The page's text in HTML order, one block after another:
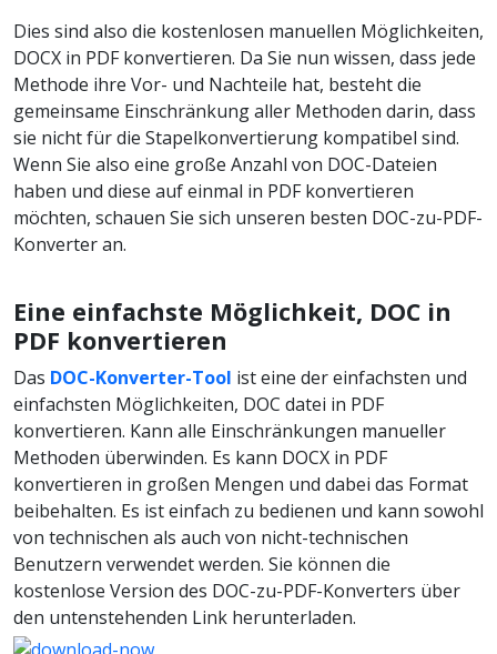
Dies sind also die kostenlosen manuellen Möglichkeiten,
DOCX in PDF konvertieren. Da Sie nun wissen, dass jede
Methode ihre Vor- und Nachteile hat, besteht die
gemeinsame Einschränkung aller Methoden darin, dass
sie nicht für die Stapelkonvertierung kompatibel sind.
Wenn Sie also eine große Anzahl von DOC-Dateien
haben und diese auf einmal in PDF konvertieren
möchten, schauen Sie sich unseren besten DOC-zu-PDF-
Konverter an.
Eine einfachste Möglichkeit, DOC in
PDF konvertieren
Das DOC-Konverter-Tool ist eine der einfachsten und
einfachsten Möglichkeiten, DOC datei in PDF
konvertieren. Kann alle Einschränkungen manueller
Methoden überwinden. Es kann DOCX in PDF
konvertieren in großen Mengen und dabei das Format
beibehalten. Es ist einfach zu bedienen und kann sowohl
von technischen als auch von nicht-technischen
Benutzern verwendet werden. Sie können die
kostenlose Version des DOC-zu-PDF-Konverters über
den untenstehenden Link herunterladen.